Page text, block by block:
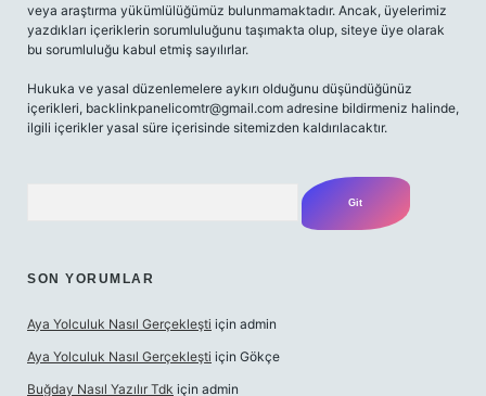
veya araştırma yükümlülüğümüz bulunmamaktadır. Ancak, üyelerimiz
yazdıkları içeriklerin sorumluluğunu taşımakta olup, siteye üye olarak
bu sorumluluğu kabul etmiş sayılırlar.
Hukuka ve yasal düzenlemelere aykırı olduğunu düşündüğünüz
içerikleri, backlinkpanelicomtr@gmail.com adresine bildirmeniz halinde,
ilgili içerikler yasal süre içerisinde sitemizden kaldırılacaktır.
SON YORUMLAR
Aya Yolculuk Nasıl Gerçekleşti için admin
Aya Yolculuk Nasıl Gerçekleşti için Gökçe
Buğday Nasıl Yazılır Tdk için admin